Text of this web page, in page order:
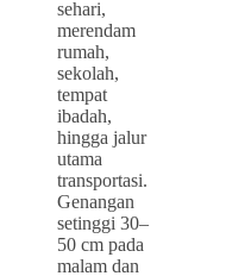
sehari,
merendam
rumah,
sekolah,
tempat
ibadah,
hingga jalur
utama
transportasi.
Genangan
setinggi 30–
50 cm pada
malam dan